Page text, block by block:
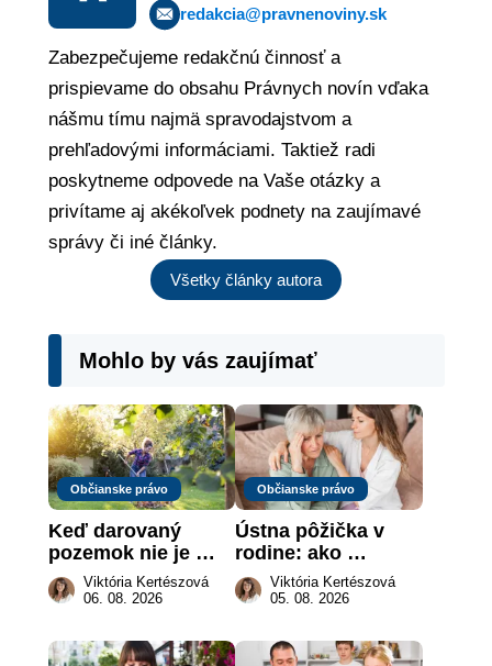
redakcia@pravnenoviny.sk
Zabezpečujeme redakčnú činnosť a
prispievame do obsahu Právnych novín vďaka
nášmu tímu najmä spravodajstvom a
prehľadovými informáciami. Taktiež radi
poskytneme odpovede na Vaše otázky a
privítame aj akékoľvek podnety na zaujímavé
správy či iné články.
Všetky články autora
Mohlo by vás zaujímať
Občianske právo
Keď darovaný
pozemok nie je
„hotová vec“: kedy
môže darca žiadať
Viktória Kertészová
06. 08. 2026
Občianske právo
Ústna pôžička v
rodine: ako
vymôcť peniaze,
keď na papieri nie
Viktória Kertészová
05. 08. 2026